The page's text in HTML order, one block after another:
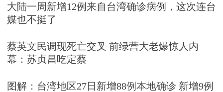
大陆一周新增12例来自台湾确诊病例，这次连台
媒也不挺了
蔡英文民调现死亡交叉 前绿营大老爆惊人内
幕：苏贞昌吃定蔡
图解：台湾地区27日新增88例本地确诊 新增9例